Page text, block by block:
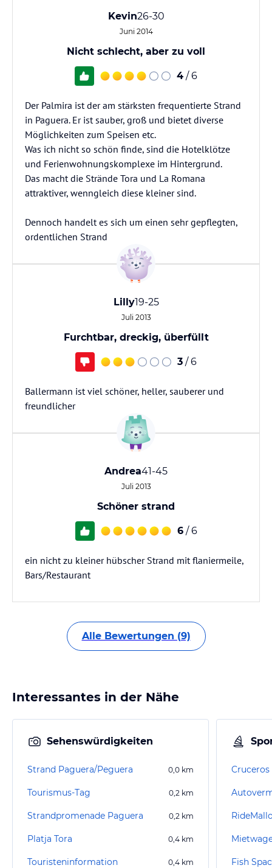
Kevin26-30
Juni 2014
Nicht schlecht, aber zu voll
4 / 6
Der Palmira ist der am stärksten frequentierte Strand
in Paguera. Er ist sauber, groß und bietet diverse
Möglichkeiten zum Speisen etc.
Was ich nicht so schön finde, sind die Hotelklötze
und Ferienwohnungskomplexe im Hintergrund.
Das macht die Strände Tora und La Romana
attraktiver, wenngleich diese kleiner sind.
Dennoch handelt es sich um einen sehr gepflegten,
ordentlichen Strand
Lilly19-25
Juli 2013
Furchtbar, dreckig, überfüllt
3 / 6
Ballermann ist viel schöner, heller, sauberer und
freundlicher
Andrea41-45
Juli 2013
Schöner strand
6 / 6
ein nicht zu kleiner hübscher Strand mit flaniermeile,
Bars/Restaurant
Alle Bewertungen (9)
Interessantes in der Nähe
Sehenswürdigkeiten
Strand Paguera/Peguera 0,0 km
Tourismus-Tag 0,2 km
Strandpromenade Paguera 0,2 km
Platja Tora 0,4 km
Touristeninformation 0,4 km Fish